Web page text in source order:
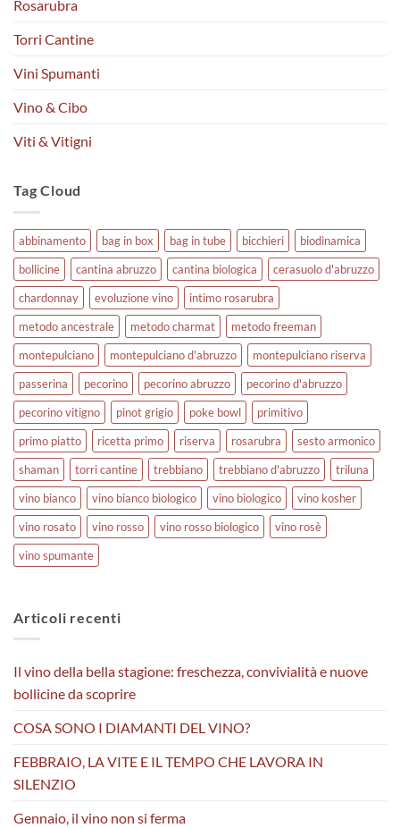
Rosarubra
Torri Cantine
Vini Spumanti
Vino & Cibo
Viti & Vitigni
Tag Cloud
abbinamento bag in box bag in tube bicchieri
biodinamica
bollicine
cantina abruzzo cantina biologica
cerasuolo d'abruzzo
chardonnay
evoluzione vino
intimo rosarubra
metodo ancestrale
metodo charmat
metodo freeman
montepulciano
montepulciano d'abruzzo
montepulciano riserva
passerina
pecorino pecorino abruzzo
pecorino d'abruzzo
pecorino vitigno
pinot grigio poke bowl
primitivo
primo piatto
ricetta primo riserva rosarubra
sesto armonico
shaman
torri cantine trebbiano trebbiano d'abruzzo
triluna
vino bianco
vino bianco biologico vino biologico
vino kosher
vino rosato
vino rosso vino rosso biologico
vino rosè
vino spumante
Articoli recenti
Il vino della bella stagione: freschezza, convivialità e nuove
bollicine da scoprire
COSA SONO I DIAMANTI DEL VINO?
FEBBRAIO, LA VITE E IL TEMPO CHE LAVORA IN
SILENZIO
Gennaio, il vino non si ferma